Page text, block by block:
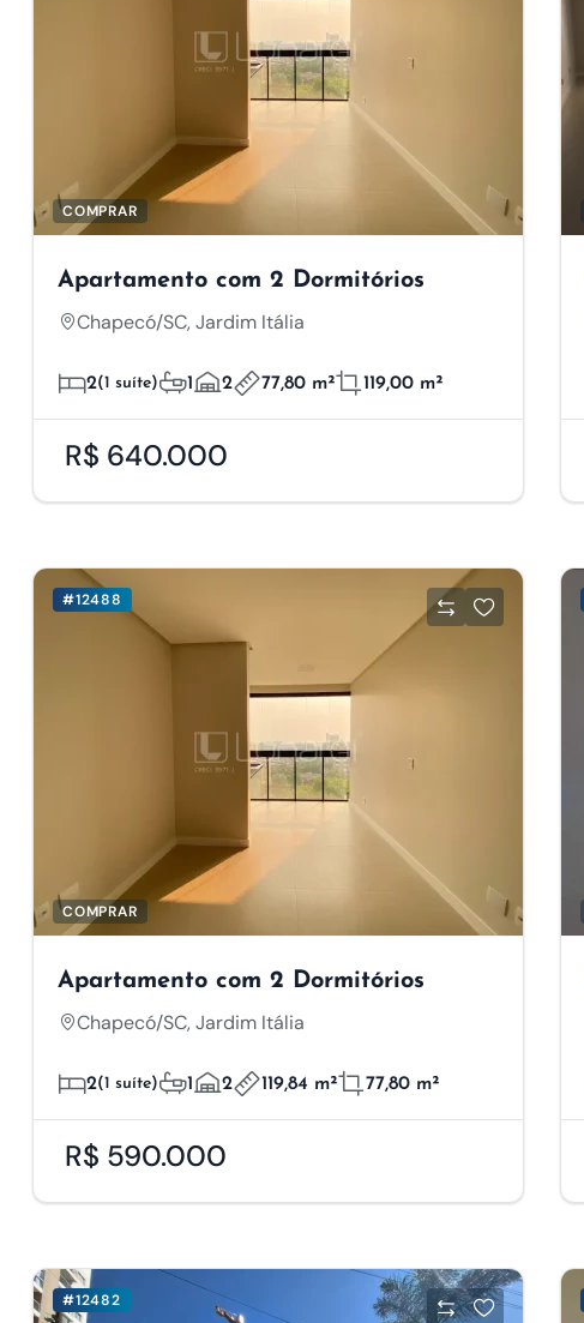
COMPRAR
Apartamento com 2 Dormitórios
Chapecó/SC, Jardim Itália
2(1 suíte) 1 2 77,80 m² 119,00 m²
R$ 640.000
#12488
COMPRAR
Apartamento com 2 Dormitórios
Chapecó/SC, Jardim Itália
2(1 suíte) 1 2 119,84 m² 77,80 m²
R$ 590.000
#12482